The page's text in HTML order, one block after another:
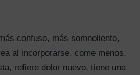
confuso, más somnoliento,
al incorporarse, come menos,
refiere dolor nuevo, tiene una